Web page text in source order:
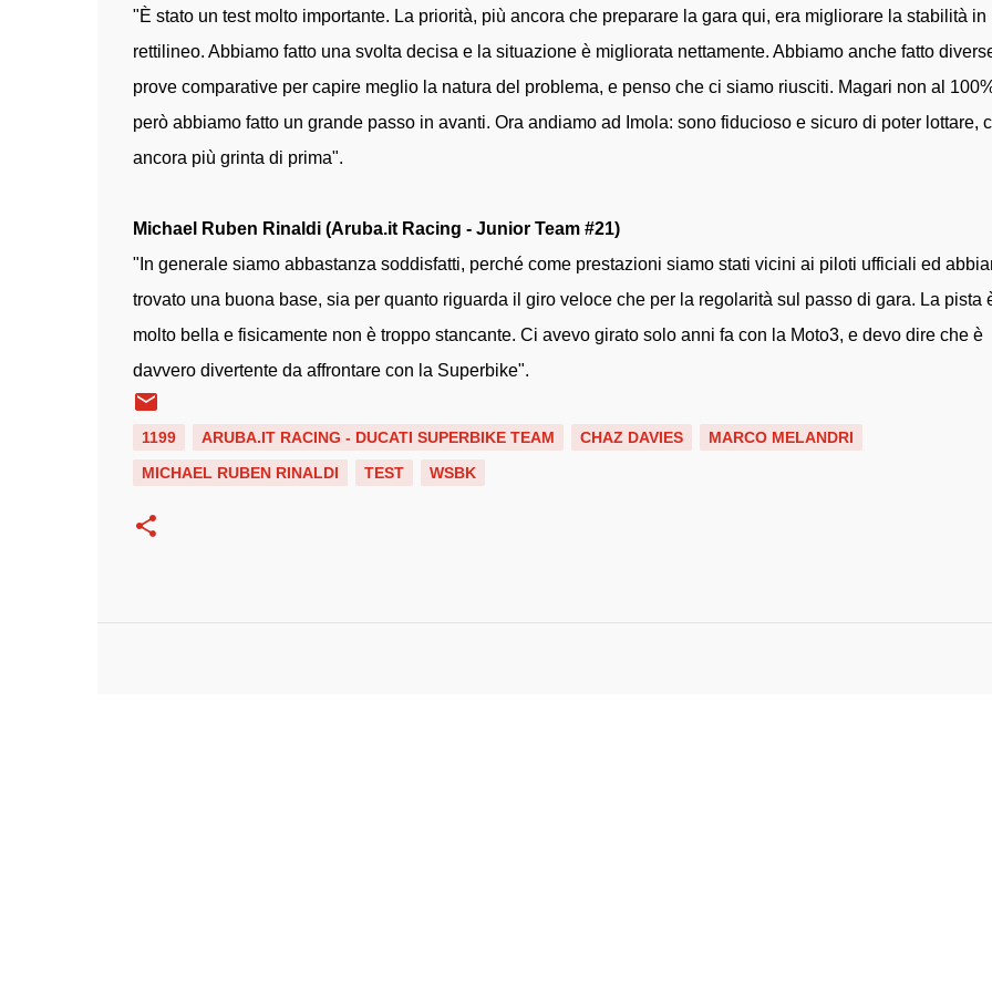
"È stato un test molto importante. La priorità, più ancora che preparare la gara qui, era migliorare la stabilità in
rettilineo. Abbiamo fatto una svolta decisa e la situazione è migliorata nettamente. Abbiamo anche fatto
prove comparative per capire meglio la natura del problema, e penso che ci siamo riusciti. Magari non al
però abbiamo fatto un grande passo in avanti. Ora andiamo ad Imola: sono fiducioso e sicuro di poter lottare,
ancora più grinta di prima".
Michael Ruben Rinaldi (Aruba.it Racing - Junior Team #21)
"In generale siamo abbastanza soddisfatti, perché come prestazioni siamo stati vicini ai piloti ufficiali ed
trovato una buona base, sia per quanto riguarda il giro veloce che per la regolarità sul passo di gara. La pista
molto bella e fisicamente non è troppo stancante. Ci avevo girato solo anni fa con la Moto3, e devo dire che è
davvero divertente da affrontare con la Superbike".
1199 ARUBA.IT RACING - DUCATI SUPERBIKE TEAM CHAZ DAVIES
MARCO MELANDRI
MICHAEL RUBEN RINALDI
TEST WSBK